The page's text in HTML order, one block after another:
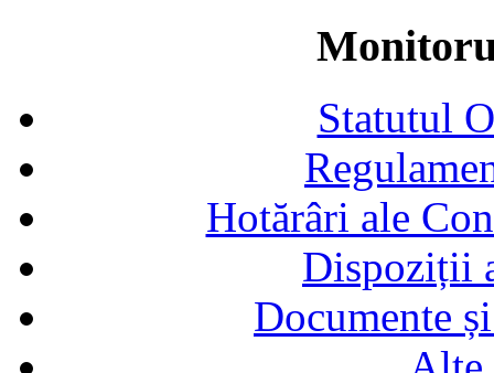
Statutul
Hotărâri ale
Dispoziții
Documente